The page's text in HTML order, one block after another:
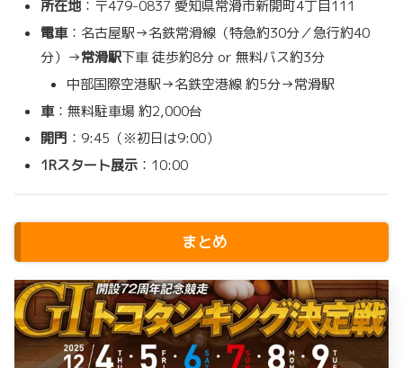
所在地 ：〒479-0837 愛知県常滑市新開町4丁目111
電車：名古屋駅→名鉄常滑線（特急約30分／急行約40
分）→常滑駅下車 徒歩約8分 or 無料バス約3分
中部国際空港駅→名鉄空港線 約5分→常滑駅
車：無料駐車場 約2,000台
開門 ：9:45（※初日は9:00）
1Rスタート展示 ：10:00
まとめ